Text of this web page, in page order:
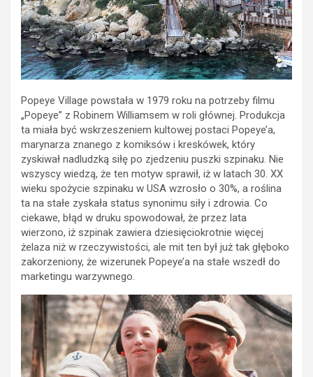
Popeye Village powstała w 1979 roku na potrzeby filmu
„Popeye” z Robinem Williamsem w roli głównej. Produkcja
ta miała być wskrzeszeniem kultowej postaci Popeye’a,
marynarza znanego z komiksów i kreskówek, który
zyskiwał nadludzką siłę po zjedzeniu puszki szpinaku. Nie
wszyscy wiedzą, że ten motyw sprawił, iż w latach 30. XX
wieku spożycie szpinaku w USA wzrosło o 30%, a roślina
ta na stałe zyskała status synonimu siły i zdrowia. Co
ciekawe, błąd w druku spowodował, że przez lata
wierzono, iż szpinak zawiera dziesięciokrotnie więcej
żelaza niż w rzeczywistości, ale mit ten był już tak głęboko
zakorzeniony, że wizerunek Popeye’a na stałe wszedł do
marketingu warzywnego.